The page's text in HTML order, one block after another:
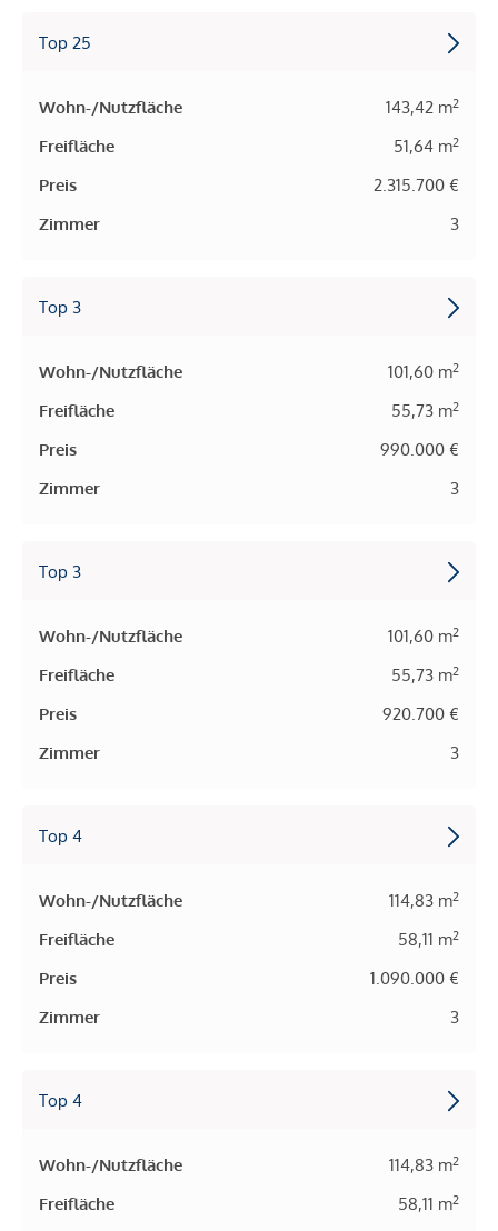
Top 25
Wohn-/Nutzfläche 143,42 m2
Freifläche 51,64 m2
Preis
2.315.700 €
Zimmer
3
Top 3
Wohn-/Nutzfläche 101,60 m2
Freifläche 55,73 m2
Preis
990.000 €
Zimmer
3
Top 3
Wohn-/Nutzfläche 101,60 m2
Freifläche 55,73 m2
Preis
920.700 €
Zimmer
3
Top 4
Wohn-/Nutzfläche 114,83 m2
Freifläche 58,11 m2
Preis
1.090.000 €
Zimmer
3
Top 4
Wohn-/Nutzfläche 114,83 m2
Freifläche 58,11 m2